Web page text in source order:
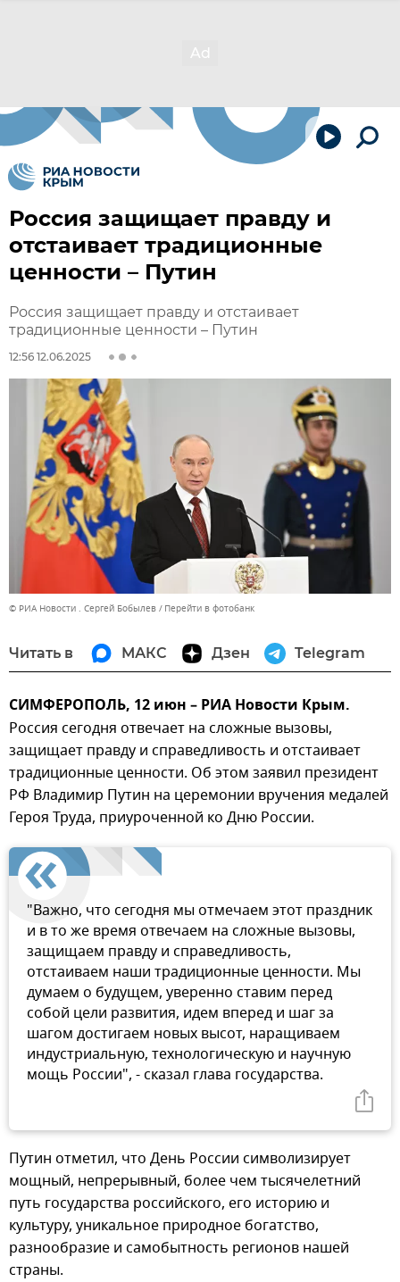
Россия защищает правду и
отстаивает традиционные
ценности – Путин
Россия защищает правду и отстаивает
традиционные ценности – Путин
12:56 12.06.2025
© РИА Новости . Сергей Бобылев Перейти в фотобанк
Читать в МАКС Дзен Telegram
СИМФЕРОПОЛЬ, 12 июн – РИА Новости Крым.
Россия сегодня отвечает на сложные вызовы,
защищает правду и справедливость и отстаивает
традиционные ценности. Об этом заявил президент
РФ Владимир Путин на церемонии вручения медалей
Героя Труда, приуроченной ко Дню России.
"Важно, что сегодня мы отмечаем этот праздник
и в то же время отвечаем на сложные вызовы,
защищаем правду и справедливость,
отстаиваем наши традиционные ценности. Мы
думаем о будущем, уверенно ставим перед
собой цели развития, идем вперед и шаг за
шагом достигаем новых высот, наращиваем
индустриальную, технологическую и научную
мощь России", - сказал глава государства.
Путин отметил, что День России символизирует
мощный, непрерывный, более чем тысячелетний
путь государства российского, его историю и
культуру, уникальное природное богатство,
разнообразие и самобытность регионов нашей
страны.